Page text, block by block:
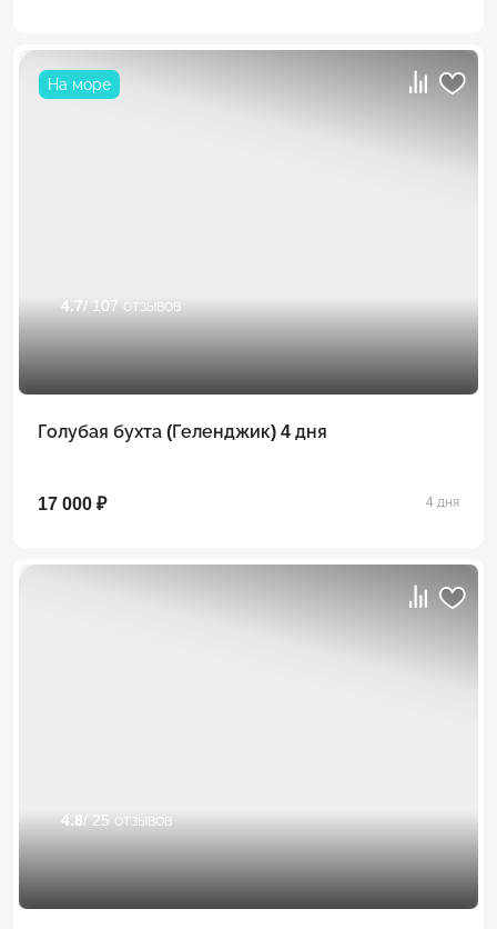
На море
4.7/ 107 отзывов
Голубая бухта (Геленджик) 4 дня
17 000 ₽ 4 дня
4.8/ 25 отзывов